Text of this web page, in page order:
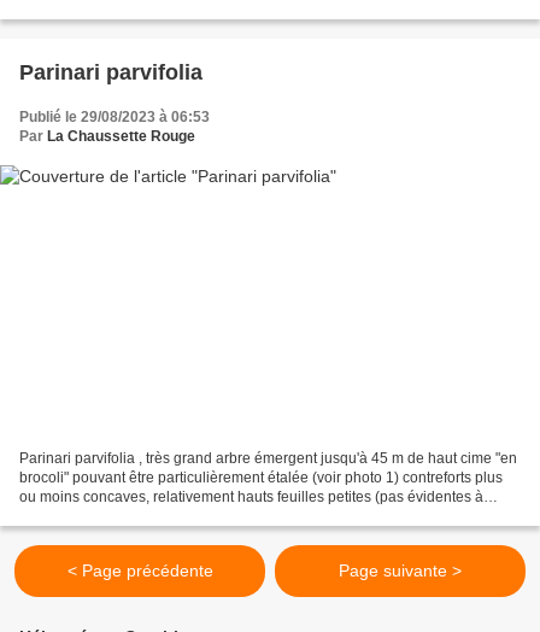
Parinari parvifolia
Publié le 29/08/2023 à 06:53
Par La Chaussette Rouge
Parinari parvifolia , très grand arbre émergent jusqu'à 45 m de haut cime "en
brocoli" pouvant être particulièrement étalée (voir photo 1) contreforts plus
ou moins concaves, relativement hauts feuilles petites (pas évidentes à
< Page précédente Page suivante >